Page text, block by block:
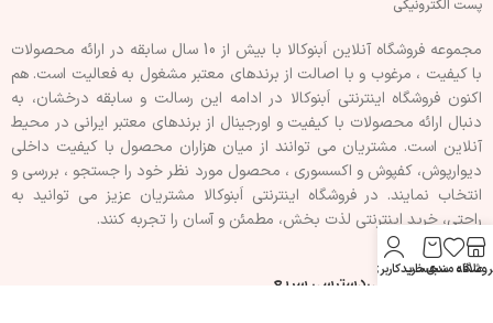
پست الکترونیکی
مجموعه فروشگاه آنلاین اَبنوکالا با بیش از 10 سال سابقه در ارائه محصولات
با کيفيت ، مرغوب و با اصالت از برندهای معتبر مشغول به فعاليت است. هم
اکنون فروشگاه اینترنتی اَبنوکالا در ادامه اين رسالت و سابقه درخشان، به
دنبال ارائه محصولات با کيفيت و اورجينال از برندهای معتبر ايرانی در محيط
آنلاين است. مشتريان می توانند از ميان هزاران محصول با کيفيت داخلی
دیوارپوش، کفپوش و اکسسوری ، محصول مورد نظر خود را جستجو ، بررسی و
انتخاب نمايند. در فروشگاه اینترنتی اَبنوکالا مشتريان عزیز می توانيد به
راحتی، خرید اینترنتی لذت بخش، مطمئن و آسان را تجربه کنند.
فهرست سفارشیدسترسی سریع
علاقه مندیسبد خرید
حساب کاربری من